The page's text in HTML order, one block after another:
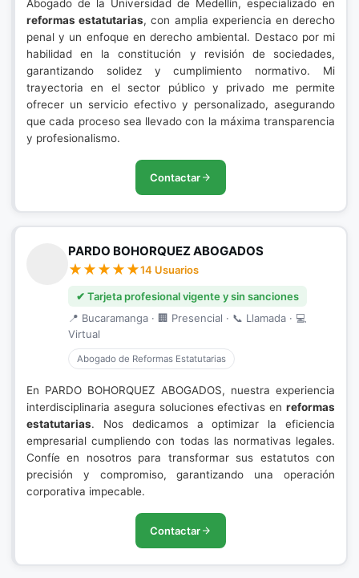
Abogado de la Universidad de Medellín, especializado en
reformas estatutarias, con amplia experiencia en derecho
penal y un enfoque en derecho ambiental. Destaco por mi
habilidad en la constitución y revisión de sociedades,
garantizando solidez y cumplimiento normativo. Mi
trayectoria en el sector público y privado me permite
ofrecer un servicio efectivo y personalizado, asegurando
que cada proceso sea llevado con la máxima transparencia
y profesionalismo.
Contactar
PARDO BOHORQUEZ ABOGADOS
14 Usuarios
✔ Tarjeta profesional vigente y sin sanciones
📍 Bucaramanga · 🏢 Presencial · 📞 Llamada · 💻
Virtual
Abogado de Reformas Estatutarias
En PARDO BOHORQUEZ ABOGADOS, nuestra experiencia
interdisciplinaria asegura soluciones efectivas en reformas
estatutarias. Nos dedicamos a optimizar la eficiencia
empresarial cumpliendo con todas las normativas legales.
Confíe en nosotros para transformar sus estatutos con
precisión y compromiso, garantizando una operación
corporativa impecable.
Contactar